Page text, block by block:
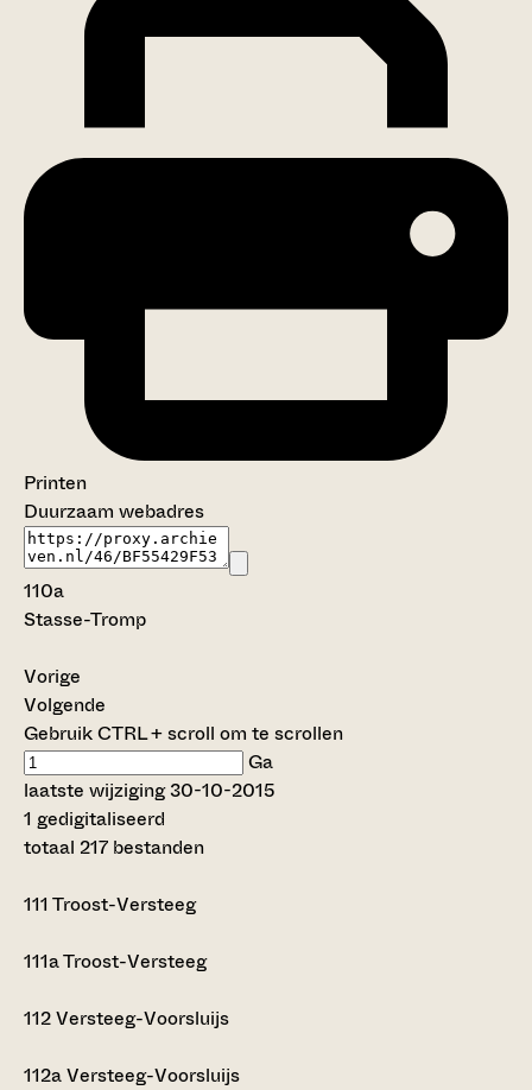
Printen
Duurzaam webadres
110a
Stasse-Tromp
Vorige
Volgende
Gebruik CTRL + scroll om te scrollen
Ga
laatste wijziging 30-10-2015
1 gedigitaliseerd
totaal 217 bestanden
111 Troost-Versteeg
111aTroost-Versteeg
112Versteeg-Voorsluijs
112aVersteeg-Voorsluijs